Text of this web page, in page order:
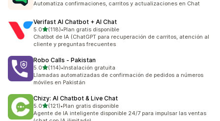
Automatiza confirmaciones, carritos y actualizaciones en Chat
Verifast AI Chatbot + AI Chat
5.0de 5 estrellas
(118)
118 reseñas en total
•Plan gratis disponible
Chatbot de IA (ChatGPT para recuperación de carritos, atención al
cliente y preguntas frecuentes
Robo Calls ‑ Pakistan
5.0de 5 estrellas
(114)
114 reseñas en total
•Instalación gratuita
Llamadas automatizadas de confirmación de pedidos a números
móviles en Pakistán
Chizy: AI Chatbot & Live Chat
5.0de 5 estrellas
(121)
121 reseñas en total
•Plan gratis disponible
Agente de IA inteligente disponible 24/7 para impulsar las ventas